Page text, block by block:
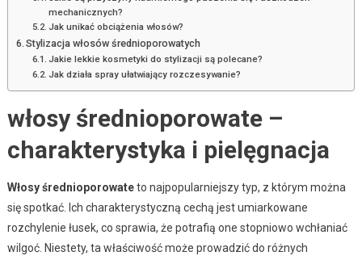
mechanicznych?
Jak unikać obciążenia włosów?
Stylizacja włosów średnioporowatych
Jakie lekkie kosmetyki do stylizacji są polecane?
Jak działa spray ułatwiający rozczesywanie?
włosy średnioporowate –
charakterystyka i pielęgnacja
Włosy średnioporowateto najpopularniejszy typ, z którym można
się spotkać. Ich charakterystyczną cechą jest umiarkowane
rozchylenie łusek, co sprawia, że potrafią one stopniowo wchłaniać
wilgoć. Niestety, ta właściwość może prowadzić do różnych